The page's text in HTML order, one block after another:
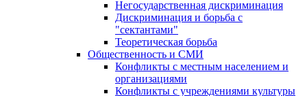
Негосударственная дискриминация
Дискриминация и борьба с
"сектантами"
Теоретическая борьба
Общественность и СМИ
Конфликты с местным населением и
организациями
Конфликты с учреждениями культуры